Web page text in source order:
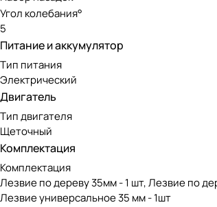
Угол колебания°
5
Питание и аккумулятор
Тип питания
Электрический
Двигатель
Тип двигателя
Щеточный
Комплектация
Комплектация
Лезвие по дереву 35мм - 1 шт, Лезвие по
Лезвие универсальное 35 мм - 1шт